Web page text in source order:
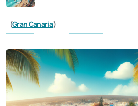
(Gran Canaria)